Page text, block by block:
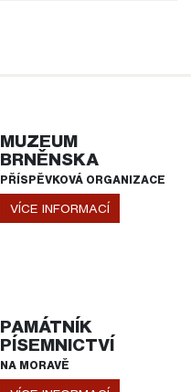
MUZEUM
BRNĚNSKA
PŘÍSPĚVKOVÁ ORGANIZACE
VÍCE INFORMACÍ
PAMÁTNÍK
PÍSEMNICTVÍ
NA MORAVĚ